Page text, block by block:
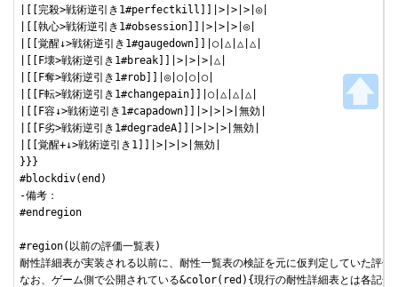
|[[完殺>戦術逆引き1#perfectkill]]|>|>|>|◎|
|[[執心>戦術逆引き1#obsession]]|>|>|>|◎|
|[[覚醒↓>戦術逆引き1#gaugedown]]|○|△|△|△|
|[[F壊>戦術逆引き1#break]]|>|>|>|△|
|[[F奪>戦術逆引き1#rob]]|◎|○|○|○|
|[[F転>戦術逆引き1#changepain]]|○|△|△|△|
|[[F容↓>戦術逆引き1#capadown]]|>|>|>|無効|
|[[F劣>戦術逆引き1#degradeA]]|>|>|>|無効|
|[[覚醒+↓>戦術逆引き1]]|>|>|>|無効|
}}}
#blockdiv(end)
-備考：
#endregion
#region(以前の評価一覧表)
耐性詳細表が実装される以前に、耐性一覧表の検証を元に仮判定していた評価
なお、ゲーム側で公開されている&color(red){現行の耐性詳細表とは各記号